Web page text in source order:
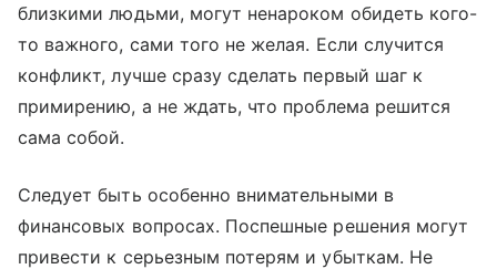
близкими людьми, могут ненароком обидеть кого-
то важного, сами того не желая. Если случится
конфликт, лучше сразу сделать первый шаг к
примирению, а не ждать, что проблема решится
сама собой.
Следует быть особенно внимательными в
финансовых вопросах. Поспешные решения могут
привести к серьезным потерям и убыткам. Не